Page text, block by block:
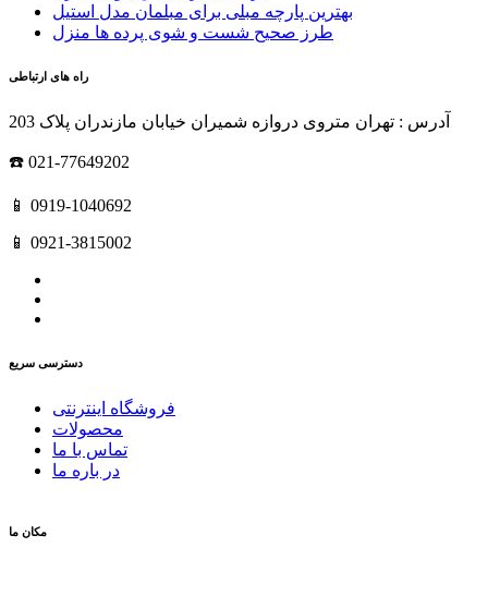
بهترین پارچه مبلی برای مبلمان مدل استیل
طرز صحیح شست و شوی پرده ها منزل
راه های ارتباطی
آدرس : تهران متروی دروازه شمیران خیابان مازندران پلاک 203
☎️ 021-77649202
📱 0919-1040692
📱 0921-3815002
دسترسی سریع
فروشگاه اینترنتی
محصولات
تماس با ما
در باره ما
مکان ما